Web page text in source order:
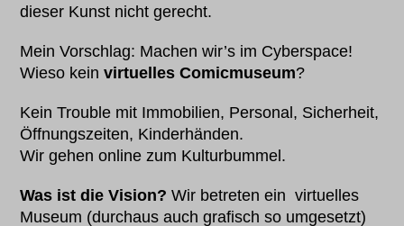
dieser Kunst nicht gerecht.
Mein Vorschlag: Machen wir’s im Cyberspace!
Wieso keinvirtuelles Comicmuseum?
Kein Trouble mit Immobilien, Personal, Sicherheit,
Öffnungszeiten, Kinderhänden.
Wir gehen online zum Kulturbummel.
Was ist die Vision? Wir betreten ein virtuelles
Museum (durchaus auch grafisch so umgesetzt)